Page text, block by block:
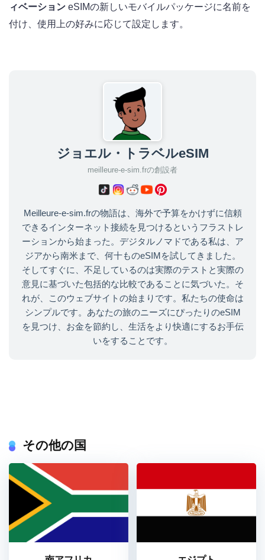
ィベーション eSIMの新しいモバイルパッケージに名前を
付け、使用上の好みに応じて設定します。
ジョエル・トラベルeSIM
meilleure-e-sim.frの創設者
Meilleure-e-sim.frの物語は、海外で予算をかけずに信頼
できるインターネット接続を見つけるというフラストレ
ーションから始まった。デジタルノマドである私は、ア
ジアから南米まで、何十ものeSIMを試してきました。
そしてすぐに、不足しているのは実際のテストと実際の
意見に基づいた包括的な比較であることに気づいた。そ
れが、このウェブサイトの始まりです。私たちの使命は
シンプルです。あなたの旅のニーズにぴったりのeSIM
を見つけ、お金を節約し、生活をより快適にするお手伝
いをすることです。
その他の国